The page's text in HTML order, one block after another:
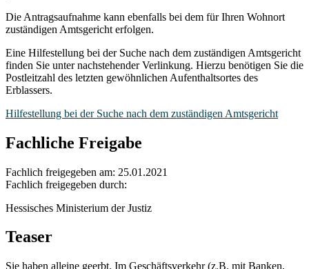
Die Antragsaufnahme kann ebenfalls bei dem für Ihren Wohnort
zuständigen Amtsgericht erfolgen.
Eine Hilfestellung bei der Suche nach dem zuständigen Amtsgericht
finden Sie unter nachstehender Verlinkung. Hierzu benötigen Sie die
Postleitzahl des letzten gewöhnlichen Aufenthaltsortes des
Erblassers.
Hilfestellung bei der Suche nach dem zuständigen Amtsgericht
Fachliche Freigabe
Fachlich freigegeben am: 25.01.2021
Fachlich freigegeben durch:
Hessisches Ministerium der Justiz
Teaser
Sie haben alleine geerbt. Im Geschäftsverkehr (z.B. mit Banken,